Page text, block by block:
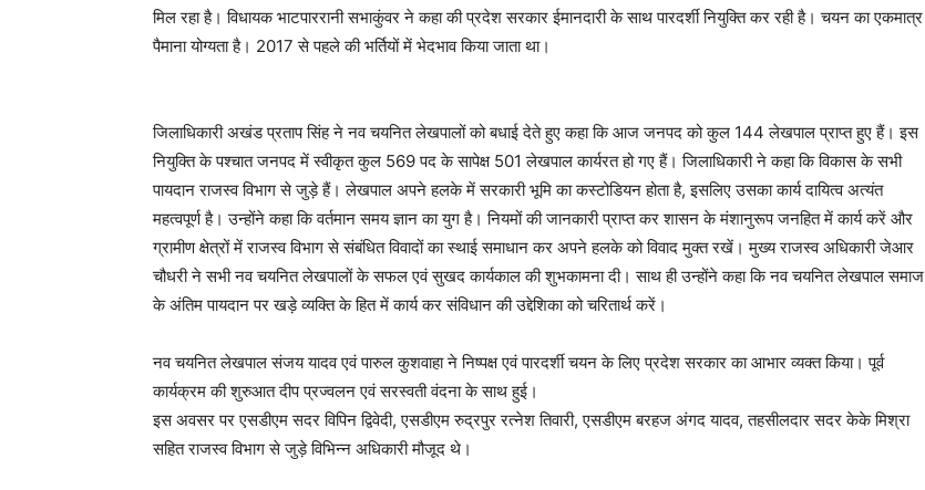
मिल रहा है। विधायक भाटपाररानी सभाकुंवर ने कहा की प्रदेश सरकार ईमानदारी के साथ पारदर्शी नियुक्ति कर रही है। चयन का एकमात्र
पैमाना योग्यता है। 2017 से पहले की भर्तियों में भेदभाव किया जाता था।
जिलाधिकारी अखंड प्रताप सिंह ने नव चयनित लेखपालों को बधाई देते हुए कहा कि आज जनपद को कुल 144 लेखपाल प्राप्त हुए हैं। इस
नियुक्ति के पश्चात जनपद में स्वीकृत कुल 569 पद के सापेक्ष 501 लेखपाल कार्यरत हो गए हैं। जिलाधिकारी ने कहा कि विकास के सभी
पायदान राजस्व विभाग से जुड़े हैं। लेखपाल अपने हलके में सरकारी भूमि का कस्टोडियन होता है, इसलिए उसका कार्य दायित्व अत्यंत
महत्वपूर्ण है। उन्होंने कहा कि वर्तमान समय ज्ञान का युग है। नियमों की जानकारी प्राप्त कर शासन के मंशानुरूप जनहित में कार्य करें और
ग्रामीण क्षेत्रों में राजस्व विभाग से संबंधित विवादों का स्थाई समाधान कर अपने हलके को विवाद मुक्त रखें। मुख्य राजस्व अधिकारी जेआर
चौधरी ने सभी नव चयनित लेखपालों के सफल एवं सुखद कार्यकाल की शुभकामना दी। साथ ही उन्होंने कहा कि नव चयनित लेखपाल समाज
के अंतिम पायदान पर खड़े व्यक्ति के हित में कार्य कर संविधान की उद्देशिका को चरितार्थ करें।
नव चयनित लेखपाल संजय यादव एवं पारुल कुशवाहा ने निष्पक्ष एवं पारदर्शी चयन के लिए प्रदेश सरकार का आभार व्यक्त किया। पूर्व
कार्यक्रम की शुरुआत दीप प्रज्वलन एवं सरस्वती वंदना के साथ हुई।
इस अवसर पर एसडीएम सदर विपिन द्विवेदी, एसडीएम रुद्रपुर रत्नेश तिवारी, एसडीएम बरहज अंगद यादव, तहसीलदार सदर केके मिश्रा
सहित राजस्व विभाग से जुड़े विभिन्न अधिकारी मौजूद थे।